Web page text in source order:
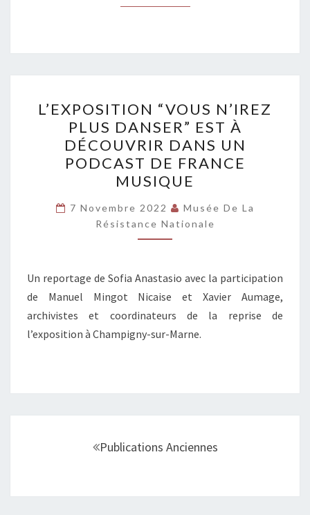
“VOUS
N’IREZ
PLUS
DANSER”
EST
À
DÉCOUVRIR
DANS
PODCAST
DE
FRANCE
MUSIQUE
L’EXPOSITION “VOUS N’IREZ
PLUS DANSER” EST À
DÉCOUVRIR DANS UN
PODCAST DE FRANCE
MUSIQUE
7 Novembre 2022
Musée De La
Résistance Nationale
Un reportage de Sofia Anastasio avec la participation
de Manuel Mingot Nicaise et Xavier Aumage,
archivistes et coordinateurs de la reprise de
l’exposition à Champigny-sur-Marne.
articles
Publications Anciennes